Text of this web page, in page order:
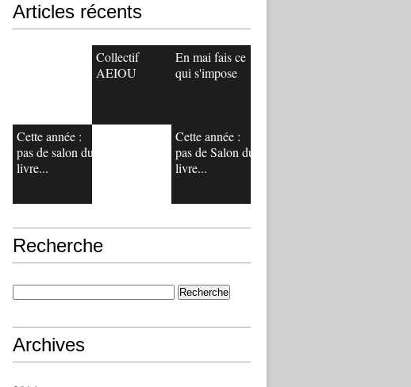
Articles récents
Collectif
AEIOU
En mai fais ce
qui s'impose
Cette année :
pas de salon du
livre...
Cette année :
pas de Salon du
livre...
Recherche
Archives